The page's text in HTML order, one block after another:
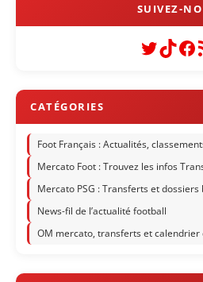
Twitter
Foot Français : Actualités,
Mercato Foot : Trouvez les infos
Mercato PSG : Transferts et dossiers
News-fil de l’actualité football
OM mercato, transferts et calendrier